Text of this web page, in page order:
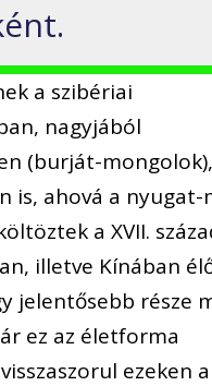
a szibériai
nagyjából
(burját-
is, ahová a nyugat-
a XVII.
illetve Kínában
jelentősebb része
ez az életforma
ezeken a